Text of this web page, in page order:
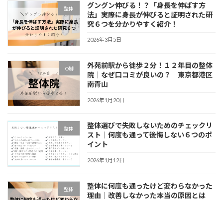
整体
グングン伸びる！？「身長を伸ばす方
法」実際に身長が伸びると証明された研
究６つを分かりやすく紹介！
2026年3月5日
O脚
外苑前駅から徒歩２分！１２年目の整体
院｜なぜ口コミが良いの？ 東京都港区
南青山
2026年1月20日
整体
整体選びで失敗しないためのチェックリ
スト｜何度も通って後悔しない６つのポ
イント
2026年1月12日
整体
整体に何度も通ったけど変わらなかった
理由｜改善しなかった本当の原因とは